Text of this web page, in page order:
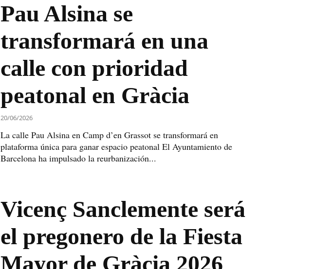
Pau Alsina se
transformará en una
calle con prioridad
peatonal en Gràcia
20/06/2026
La calle Pau Alsina en Camp d’en Grassot se transformará en
plataforma única para ganar espacio peatonal El Ayuntamiento de
Barcelona ha impulsado la reurbanización...
Vicenç Sanclemente será
el pregonero de la Fiesta
Mayor de Gràcia 2026